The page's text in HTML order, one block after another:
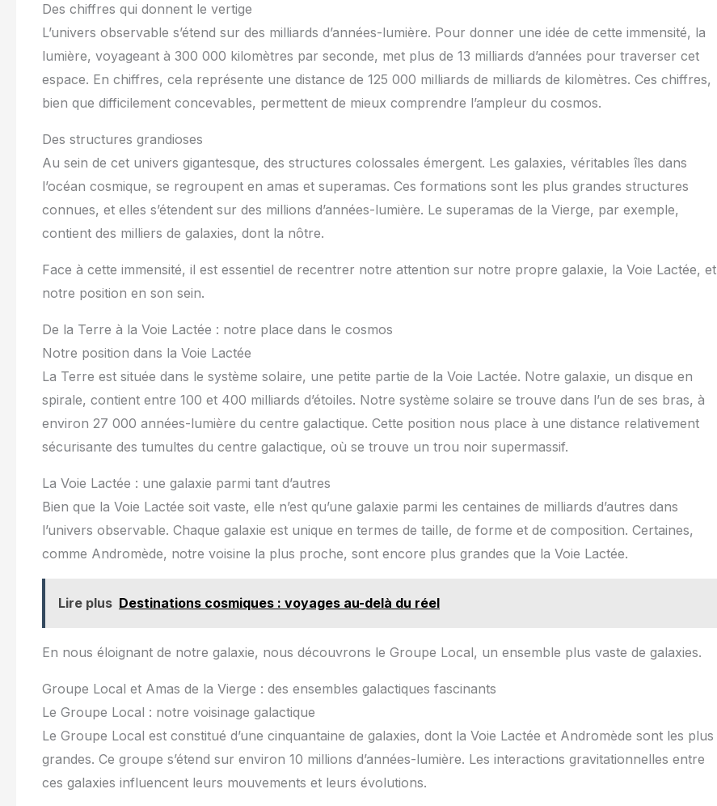
Des chiffres qui donnent le vertige
L’univers observable s’étend sur des milliards d’années-lumière. Pour donner une idée de cette immensité, la
lumière, voyageant à 300 000 kilomètres par seconde, met plus de 13 milliards d’années pour traverser cet
espace. En chiffres, cela représente une distance de 125 000 milliards de milliards de kilomètres. Ces chiffres,
bien que difficilement concevables, permettent de mieux comprendre l’ampleur du cosmos.
Des structures grandioses
Au sein de cet univers gigantesque, des structures colossales émergent. Les galaxies, véritables îles dans
l’océan cosmique, se regroupent en amas et superamas. Ces formations sont les plus grandes structures
connues, et elles s’étendent sur des millions d’années-lumière. Le superamas de la Vierge, par exemple,
contient des milliers de galaxies, dont la nôtre.
Face à cette immensité, il est essentiel de recentrer notre attention sur notre propre galaxie, la Voie Lactée, et
notre position en son sein.
De la Terre à la Voie Lactée : notre place dans le cosmos
Notre position dans la Voie Lactée
La Terre est située dans le système solaire, une petite partie de la Voie Lactée. Notre galaxie, un disque en
spirale, contient entre 100 et 400 milliards d’étoiles. Notre système solaire se trouve dans l’un de ses bras, à
environ 27 000 années-lumière du centre galactique. Cette position nous place à une distance relativement
sécurisante des tumultes du centre galactique, où se trouve un trou noir supermassif.
La Voie Lactée : une galaxie parmi tant d’autres
Bien que la Voie Lactée soit vaste, elle n’est qu’une galaxie parmi les centaines de milliards d’autres dans
l’univers observable. Chaque galaxie est unique en termes de taille, de forme et de composition. Certaines,
comme Andromède, notre voisine la plus proche, sont encore plus grandes que la Voie Lactée.
Lire plus Destinations cosmiques : voyages au-delà du réel
En nous éloignant de notre galaxie, nous découvrons le Groupe Local, un ensemble plus vaste de galaxies.
Groupe Local et Amas de la Vierge : des ensembles galactiques fascinants
Le Groupe Local : notre voisinage galactique
Le Groupe Local est constitué d’une cinquantaine de galaxies, dont la Voie Lactée et Andromède sont les plus
grandes. Ce groupe s’étend sur environ 10 millions d’années-lumière. Les interactions gravitationnelles entre
ces galaxies influencent leurs mouvements et leurs évolutions.